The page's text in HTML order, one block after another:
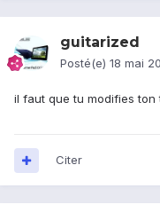
guitarized
Posté(e) 18 mai
il faut que tu modifies ton
Citer